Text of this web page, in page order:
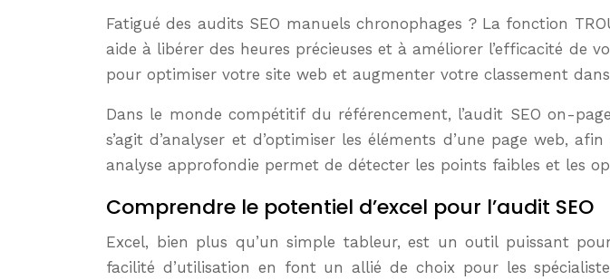
Fatigué des audits SEO manuels chronophages ? La fonction TROUVE d’Excel est un allié puissant et souvent sous-estimé. Elle vous
aide à libérer des heures précieuses et à améliorer l’efficacité de
pour optimiser votre site web et augmenter votre classement dans
Dans le monde compétitif du référencement, l’audit SEO on-
s’agit d’analyser et d’optimiser les éléments d’une page web,
analyse approfondie permet de détecter les points faibles et les
Comprendre le potentiel d’excel pour l’audit SEO
Excel, bien plus qu’un simple tableur, est un outil puissant
facilité d’utilisation en font un allié de choix pour les